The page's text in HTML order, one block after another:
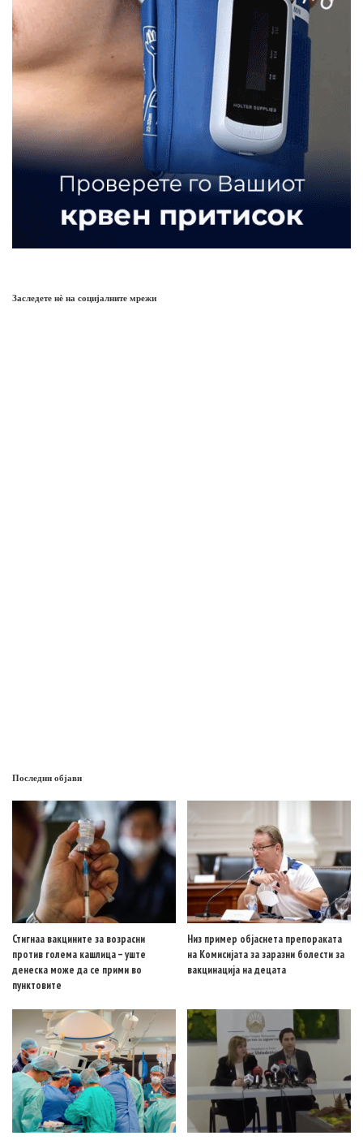
Заследете нѐ на социјалните мрежи
Последни објави
Стигнаа вакцините за возрасни
против голема кашлица – уште
денеска може да се прими во
пунктовите
Низ пример објаснета препораката
на Комисијата за заразни болести за
вакцинација на децата